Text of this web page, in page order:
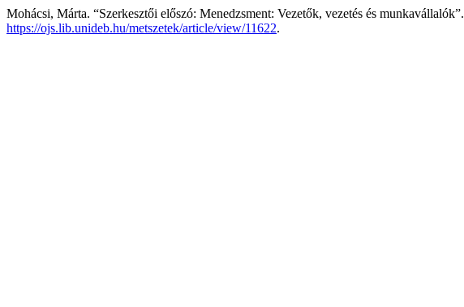
Mohácsi, Márta. “Szerkesztői előszó: Menedzsment: Vezetők, vezetés és munkavállalók”.
https://ojs.lib.unideb.hu/metszetek/article/view/11622.